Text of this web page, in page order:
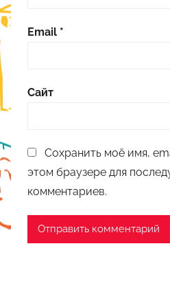
Email *
Сайт
Сохранить моё имя,
этом браузере для
комментариев.